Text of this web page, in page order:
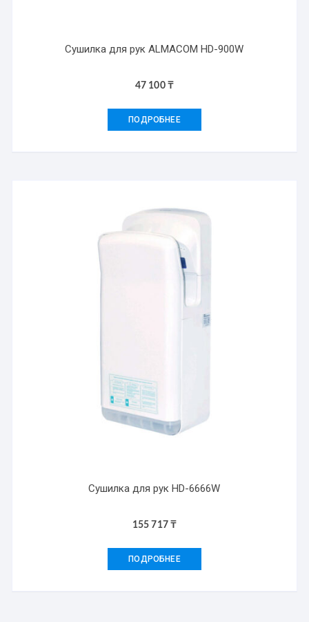
Сушилка для рук ALMACOM HD-900W
47 100 ₸
ПОДРОБНЕЕ
Сушилка для рук HD-6666W
155 717₸
ПОДРОБНЕЕ